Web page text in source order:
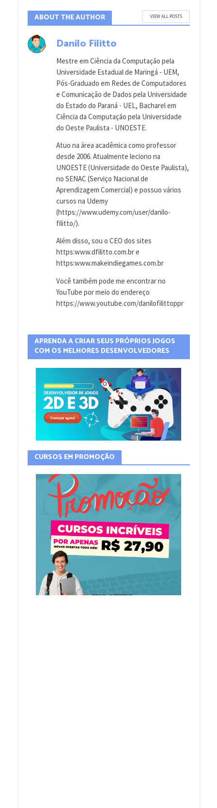
ABOUT THE AUTHOR VIEW ALL POSTS
Danilo Filitto
Mestre em Ciência da Computação pela
Universidade Estadual de Maringá - UEM,
Pós-Graduado em Redes de Computadores
e Comunicação de Dados pela Universidade
do Estado do Paraná - UEL, Bacharel em
Ciência da Computação pela Universidade
do Oeste Paulista - UNOESTE.
Atuo na área acadêmica como professor
desde 2006. Atualmente leciono na
UNOESTE (Universidade do Oeste Paulista),
no SENAC (Serviço Nacional de
Aprendizagem Comercial) e possuo vários
cursos na Udemy
(https://www.udemy.com/user/danilo-
filitto/).
Além disso, sou o CEO dos sites
https:www.dfilitto.com.br e
https:www.makeindiegames.com.br
Você também pode me encontrar no
YouTube por meio do endereço
https://www.youtube.com/danilofilittoppr
APRENDA A CRIAR SEUS PRÓPRIOS JOGOS
COM OS MELHORES DESENVOLVEDORES
CURSOS EM PROMOÇÃO